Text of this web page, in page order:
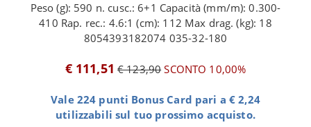
Peso (g): 590 n. cusc.: 6+1 Capacità (mm/m): 0.300-
410 Rap. rec.: 4.6:1 (cm): 112 Max drag. (kg): 18
8054393182074 035-32-180
€ 111,51 € 123,90SCONTO 10,00%
Vale 224 punti Bonus Card pari a € 2,24
utilizzabili sul tuo prossimo acquisto.